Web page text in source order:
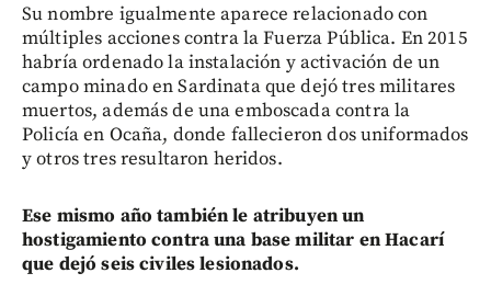
Su nombre igualmente aparece relacionado con
múltiples acciones contra la Fuerza Pública. En 2015
habría ordenado la instalación y activación de un
campo minado en Sardinata que dejó tres militares
muertos, además de una emboscada contra la
Policía en Ocaña, donde fallecieron dos uniformados
y otros tres resultaron heridos.
Ese mismo año también le atribuyen un
hostigamiento contra una base militar en Hacarí
que dejó seis civiles lesionados.